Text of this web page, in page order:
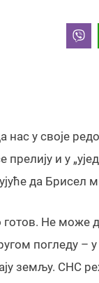
нас у своје
прелију и у
да Брисел
Не може
погледу – у
земљу. СНС